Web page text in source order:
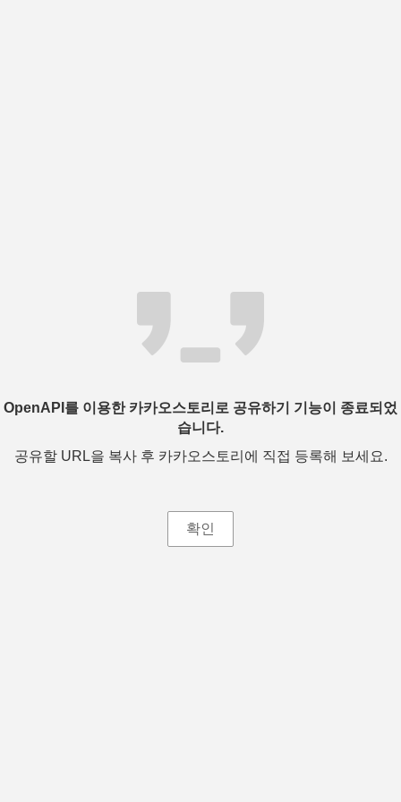
OpenAPI를 이용한 카카오스토리로 공유하기 기능이 종료되었
습니다.
공유할 URL을 복사 후 카카오스토리에 직접 등록해 보세요.
확인